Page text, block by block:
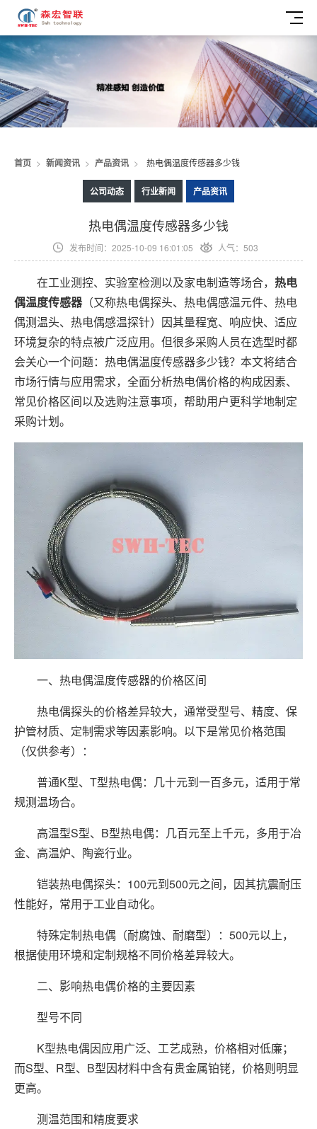
首页 > 新闻资讯 > 产品资讯 > 热电偶温度传感器多少钱
公司动态 行业新闻 产品资讯
热电偶温度传感器多少钱
发布时间：2025-10-09 16:01:05 人气：503
在工业测控、实验室检测以及家电制造等场合， 热电
偶温度传感器（又称热电偶探头、热电偶感温元件、热电
偶测温头、热电偶感温探针）因其量程宽、响应快、适应
环境复杂的特点被广泛应用。但很多采购人员在选型时都
会关心一个问题：热电偶温度传感器多少钱？本文将结合
市场行情与应用需求，全面分析热电偶价格的构成因素、
常见价格区间以及选购注意事项，帮助用户更科学地制定
采购计划。
一、热电偶温度传感器的价格区间
热电偶探头的价格差异较大，通常受型号、精度、保
护管材质、定制需求等因素影响。以下是常见价格范围
（仅供参考）：
普通K型、T型热电偶：几十元到一百多元，适用于常
规测温场合。
高温型S型、B型热电偶：几百元至上千元，多用于冶
金、高温炉、陶瓷行业。
铠装热电偶探头：100元到500元之间，因其抗震耐压
性能好，常用于工业自动化。
特殊定制热电偶（耐腐蚀、耐磨型）：500元以上，
根据使用环境和定制规格不同价格差异较大。
二、影响热电偶价格的主要因素
型号不同
K型热电偶因应用广泛、工艺成熟，价格相对低廉；
而S型、R型、B型因材料中含有贵金属铂铑，价格则明显
更高。
测温范围和精度要求